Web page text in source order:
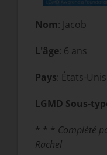
Nom: Jacob
L'âge: 6 ans
Pays: États-Unis
LGMD Sous-
* * * Complété
Rachel